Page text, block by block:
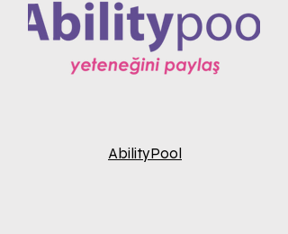
AbilityPool